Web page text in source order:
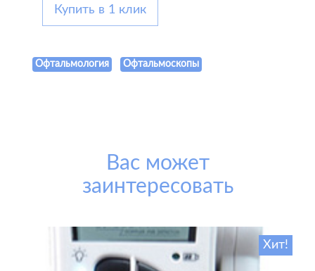
Купить в 1 клик
Офтальмология Офтальмоскопы
Вас может
заинтересовать
Хит!